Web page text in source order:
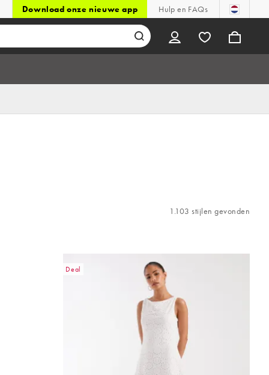
Download onze nieuwe app Hulp en FAQs
1.103 stijlen gevonden
Deal